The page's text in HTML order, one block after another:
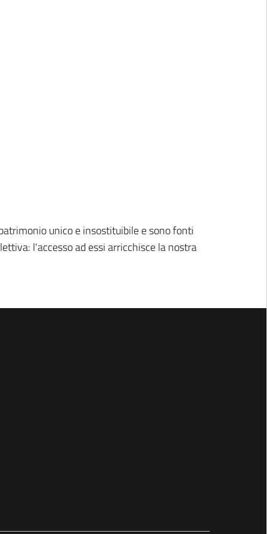
unico e insostituibile e sono fonti
l'accesso ad essi arricchisce la nostra